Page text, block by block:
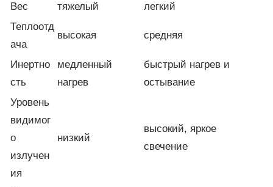
Вес тяжелый
легкий
Теплоотд
ача
высокая средняя
Инертно
сть
медленный
нагрев
быстрый нагрев и
остывание
Уровень
видимог
о
излучен
ия
низкий
высокий, яркое
свечение